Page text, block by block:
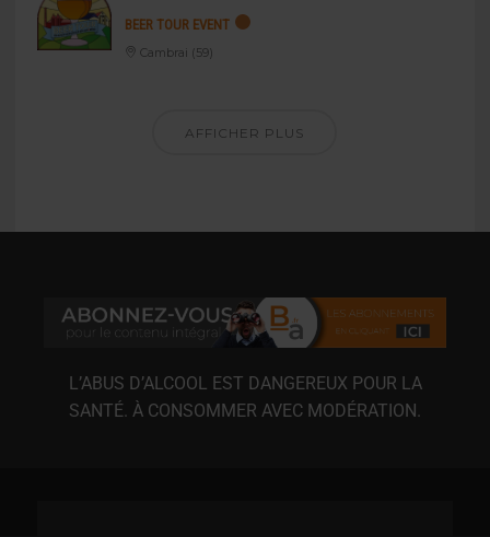
BEER TOUR EVENT
Cambrai (59)
AFFICHER PLUS
L’ABUS D’ALCOOL EST DANGEREUX POUR LA
SANTÉ. À CONSOMMER AVEC MODÉRATION.